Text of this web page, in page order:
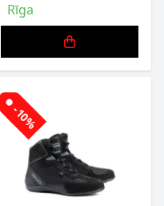
Rīga
-10%